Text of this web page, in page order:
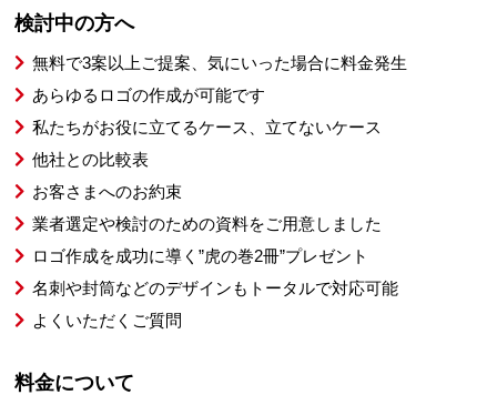
検討中の方へ
無料で3案以上ご提案、気にいった場合に料金発生
あらゆるロゴの作成が可能です
私たちがお役に立てるケース、立てないケース
他社との比較表
お客さまへのお約束
業者選定や検討のための資料をご用意しました
ロゴ作成を成功に導く”虎の巻2冊”プレゼント
名刺や封筒などのデザインもトータルで対応可能
よくいただくご質問
料金について